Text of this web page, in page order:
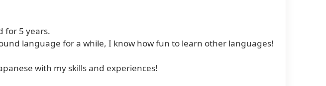
for 5 years.
language for a while, I know how fun to learn other languages!
with my skills and experiences!